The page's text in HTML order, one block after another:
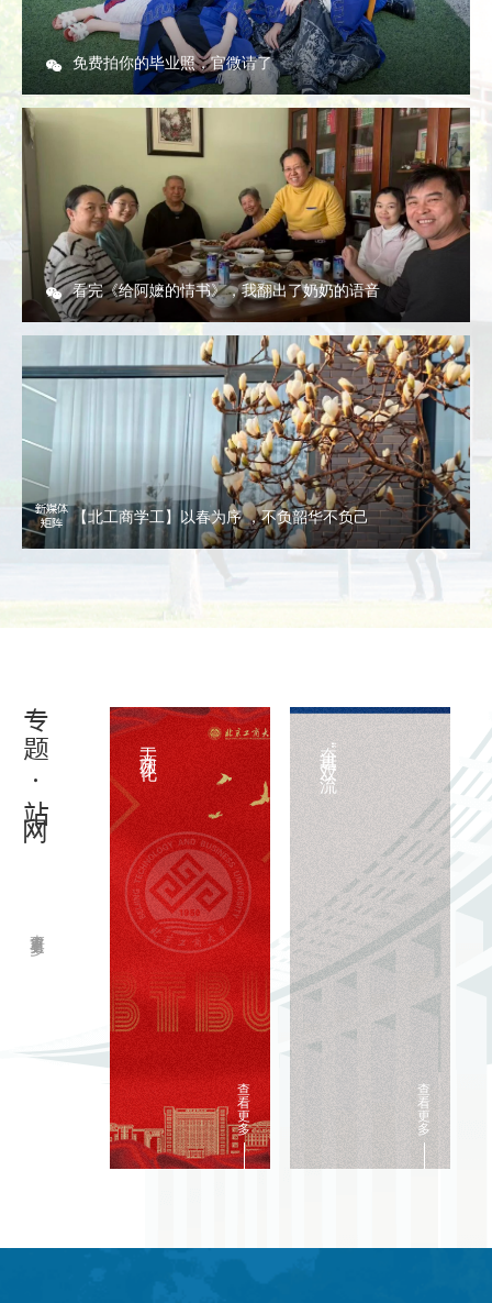
免费拍你的毕业照，官微请了
看完《给阿嬷的情书》，我翻出了奶奶的语音
【北工商学工】以春为序 ，不负韶华不负己
专题 · 网站 工商一体化
查
看
更
多
奋进“双一流”
查
看
更
多